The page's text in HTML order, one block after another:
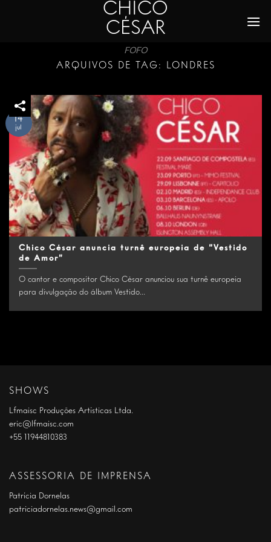
CHICO
CÉSAR
FOFO
ARQUIVOS DE TAG: LONDRES
Chico César anuncia turnê europeia de “Vestido
de Amor”
O cantor e compositor Chico César anunciou sua turnê europeia
para divulgação do álbum Vestido...
14
jul
SHOWS
Lfmaisc Produções Artísticas Ltda.
eric@lfmaisc.com
+55 11944810383
ASSESSORIA DE IMPRENSA
Patrícia Dornelas
patriciadornelas.news@gmail.com